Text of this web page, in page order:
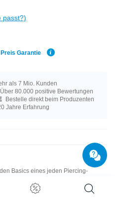
passt?)
Garantie
als 7 Mio. Kunden
Über 80.000 positive Bewertungen
Bestelle direkt beim Produzenten
Jahre Erfahrung
Basics eines jeden Piercing-